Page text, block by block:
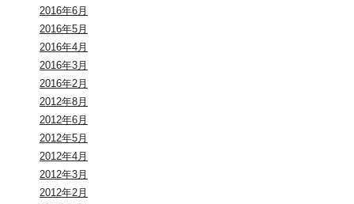
2016年6月
2016年5月
2016年4月
2016年3月
2016年2月
2012年8月
2012年6月
2012年5月
2012年4月
2012年3月
2012年2月